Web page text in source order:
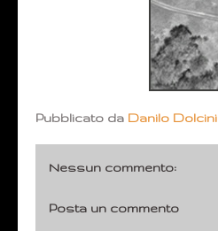
Pubblicato da Danilo Dolcini
Nessun commento:
Posta un commento